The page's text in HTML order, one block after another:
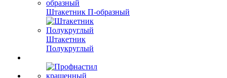
Штакетник П-образный
Штакетник
Полукруглый